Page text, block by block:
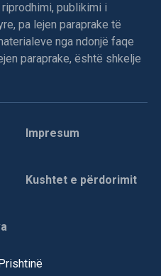
publikimi i
pa lejen paraprake të
nga ndonjë faqe
paraprake, është shkelje
Impresum
Kushtet e përdorimit